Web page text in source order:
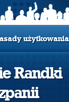
użytkowania
Randki